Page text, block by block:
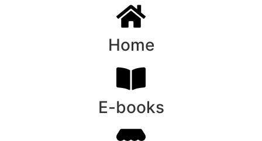
Home
E-books